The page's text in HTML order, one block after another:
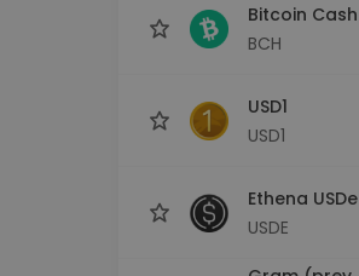
Bitcoin Cash
BCH
USD1
USD1
Ethena USDe
USDE